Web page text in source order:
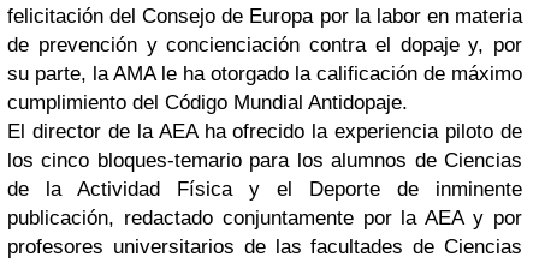
felicitación del Consejo de Europa por la labor en materia
de prevención y concienciación contra el dopaje y, por
su parte, la AMA le ha otorgado la calificación de máximo
cumplimiento del Código Mundial Antidopaje.
El director de la AEA ha ofrecido la experiencia piloto de
los cinco bloques-temario para los alumnos de Ciencias
de la Actividad Física y el Deporte de inminente
publicación, redactado conjuntamente por la AEA y por
profesores universitarios de las facultades de Ciencias